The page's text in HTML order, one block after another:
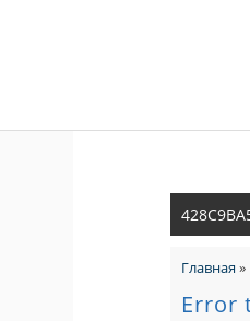
Главная»
Error